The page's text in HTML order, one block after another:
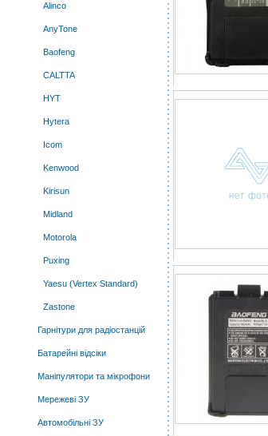
Alinco
AnyTone
Baofeng
CALTTA
HYT
Hytera
Icom
Kenwood
Kirisun
Midland
Motorola
Puxing
Yaesu (Vertex Standard)
Zastone
Гарнітури для радіостанцій
Батарейні відсіки
Маніпулятори та мікрофони
Мережеві ЗУ
Автомобільні ЗУ